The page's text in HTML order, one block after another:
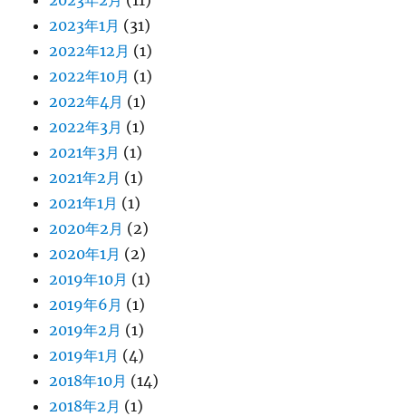
2023年1月 (31)
2022年12月 (1)
2022年10月 (1)
2022年4月 (1)
2022年3月 (1)
2021年3月 (1)
2021年2月 (1)
2021年1月 (1)
2020年2月 (2)
2020年1月 (2)
2019年10月 (1)
2019年6月 (1)
2019年2月 (1)
2019年1月 (4)
2018年10月 (14)
2018年2月 (1)